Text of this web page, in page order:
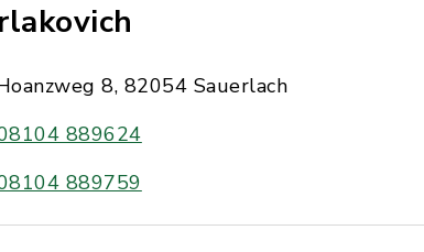
8, 82054 Sauerlach
889624
889759